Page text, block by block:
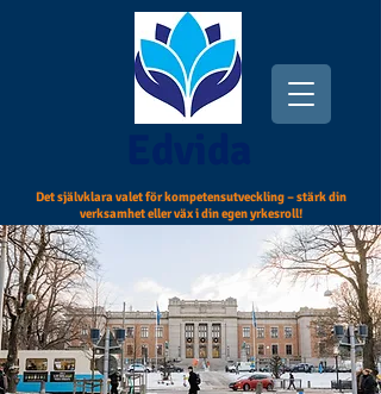
Det självklara valet för kompetensutveckling – stärk din
verksamhet eller väx i din egen yrkesroll!